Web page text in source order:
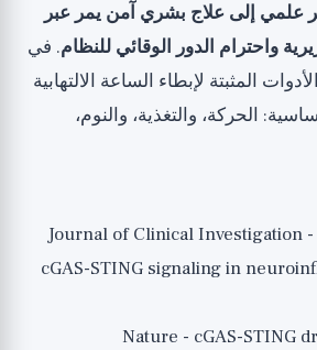
إلى علاج بشري آمن يمر عبر
واحترام الدور الوقائي للنظام. في
المثبتة لإبطاء الساعة الالتهابية
الحركة، والتغذية، والنوم،
Journal of Clinical Investigation
cGAS-STING signaling in
Nature - cGAS-STING